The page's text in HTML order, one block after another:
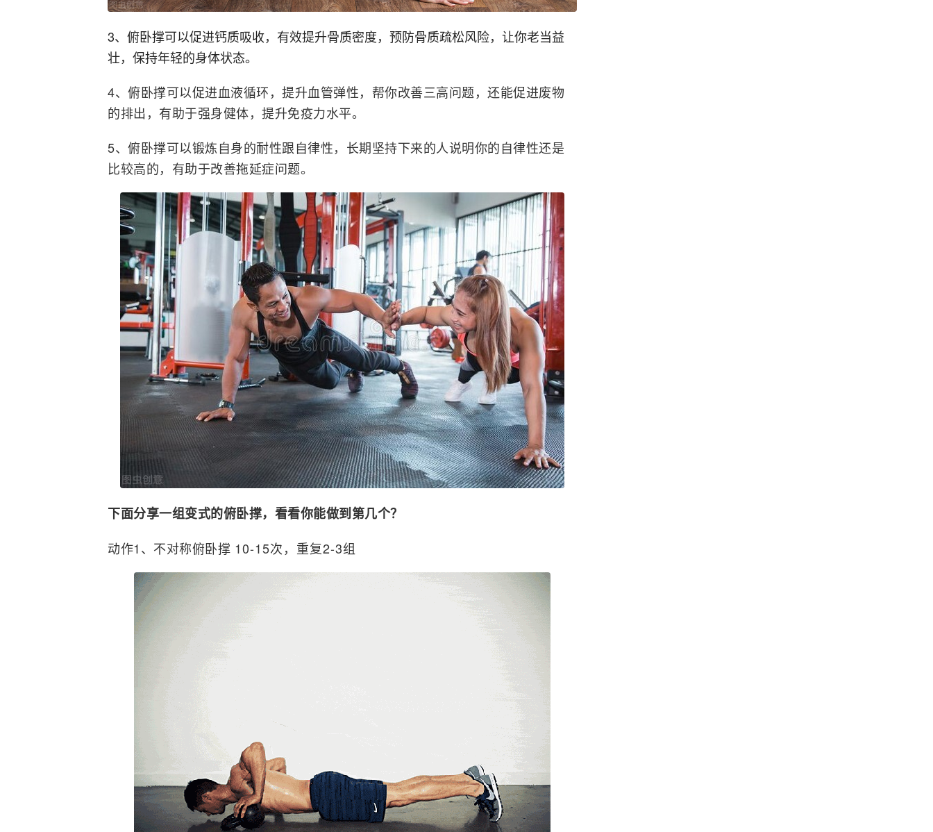
3、俯卧撑可以促进钙质吸收，有效提升骨质密度，预防骨质疏松风险，让你老当益
壮，保持年轻的身体状态。
4、俯卧撑可以促进血液循环，提升血管弹性，帮你改善三高问题，还能促进废物
的排出，有助于强身健体，提升免疫力水平。
5、俯卧撑可以锻炼自身的耐性跟自律性，长期坚持下来的人说明你的自律性还是
比较高的，有助于改善拖延症问题。
下面分享一组变式的俯卧撑，看看你能做到第几个？
动作1、不对称俯卧撑 10-15次，重复2-3组